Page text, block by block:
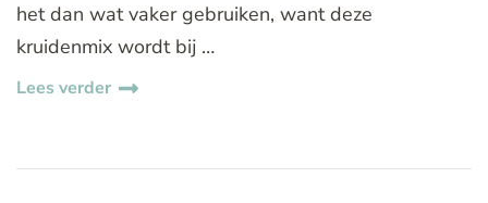
het dan wat vaker gebruiken, want deze
kruidenmix wordt bij …
Lees verder